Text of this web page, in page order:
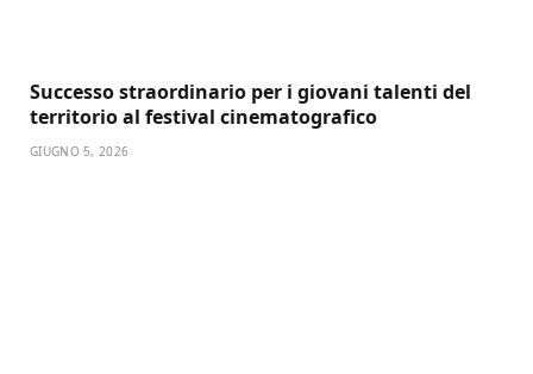
Successo straordinario per i giovani talenti del
territorio al festival cinematografico
GIUGNO 5, 2026